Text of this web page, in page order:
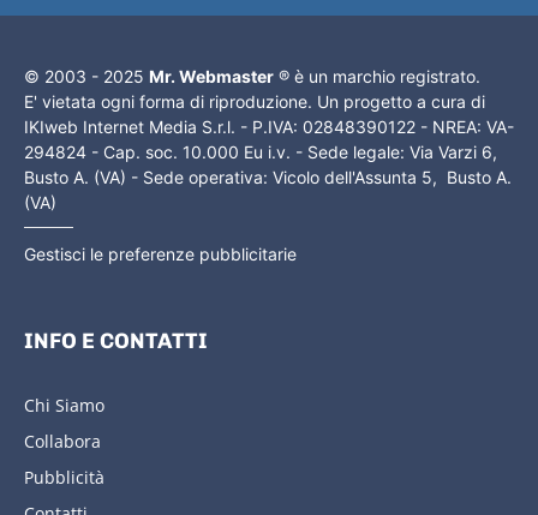
© 2003 - 2025 Mr. Webmaster ® è un marchio registrato.
E' vietata ogni forma di riproduzione. Un progetto a cura di
IKIweb Internet Media S.r.l. - P.IVA: 02848390122 - NREA: VA-
294824 - Cap. soc. 10.000 Eu i.v. - Sede legale: Via Varzi 6,
Busto A. (VA) - Sede operativa: Vicolo dell'Assunta 5, Busto A.
(VA)
Gestisci le preferenze pubblicitarie
INFO E CONTATTI
Chi Siamo
Collabora
Pubblicità